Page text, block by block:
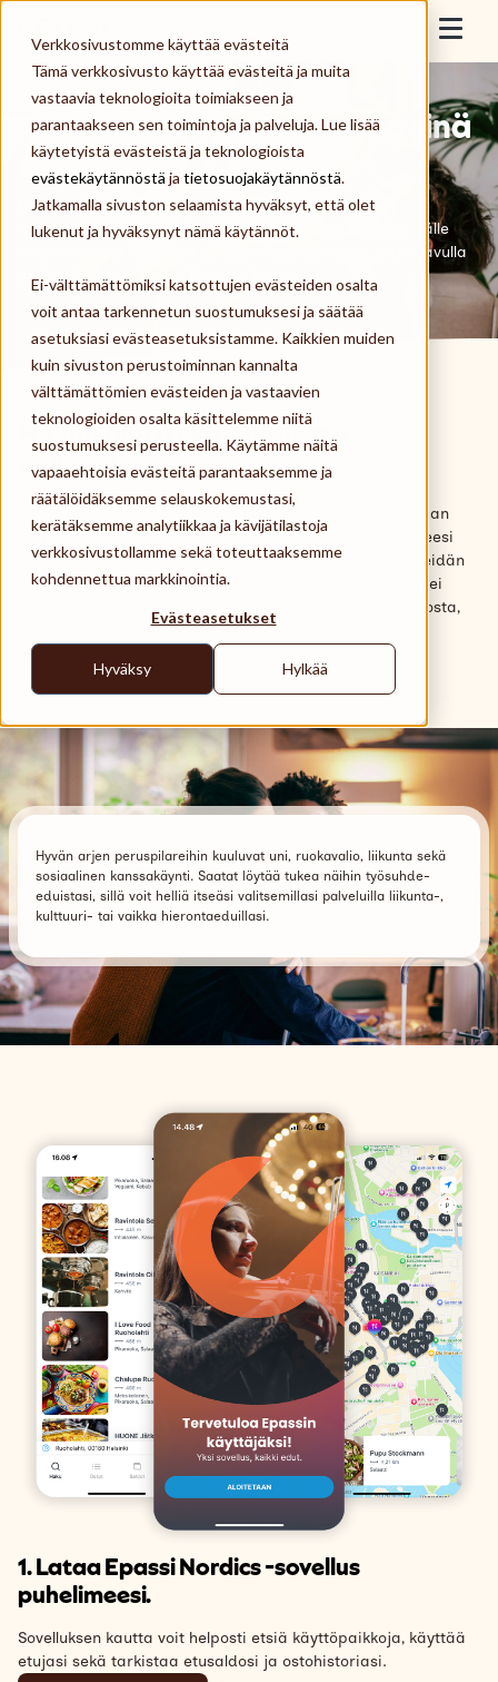
Verkkosivustomme käyttää evästeitä
Tämä verkkosivusto käyttää evästeitä ja muita
vastaavia teknologioita toimiakseen ja
parantaakseen sen toimintoja ja palveluja. Lue lisää
käytetyistä evästeistä ja teknologioista
evästekäytännöstä ja tietosuojakäytännöstä.
Jatkamalla sivuston selaamista hyväksyt, että olet
lukenut ja hyväksynyt nämä käytännöt.
Ei-välttämättömiksi katsottujen evästeiden osalta
voit antaa tarkennetun suostumuksesi ja säätää
asetuksiasi evästeasetuksistamme. Kaikkien muiden
kuin sivuston perustoiminnan kannalta
välttämättömien evästeiden ja vastaavien
teknologioiden osalta käsittelemme niitä
suostumuksesi perusteella. Käytämme näitä
vapaaehtoisia evästeitä parantaaksemme ja
räätälöidäksemme selauskokemustasi,
kerätäksemme analytiikkaa ja kävijätilastoja
verkkosivustollamme sekä toteuttaaksemme
kohdennettua markkinointia.
Evästeasetukset
Hyväksy Hylkää
Skip to content
Työnantaja
Työntekijä
Palveluntarjoaja
Meistä
Kirjaudu
Tilaa Epassi
Käyttöpaikat
Tuki
Me lataamme etusi. Lataa sinä
akkusi.
Uusilla etusaldoilla on helppo hymyillä, sillä kaikki
mahdollisuudet niiden hyödyntämiseen ovat avoinna. Tälle
sivulle olemme koonneet selkeät ohjeet ja vinkit, joiden avulla
pääset helposti alkuun Epassin kanssa.
Hyvinvointi alkaa pienistä
valinnoista.
Oman hyvinvoinnin priorisoiminen ei ole itsekäs teko, vaan
päinvastoin. Tulet huomaamaan, että panostamalla itseesi
sinun on helpompi olla läheistesi tukena ja ajanvietto heidän
kanssaan muuttuu mielekkäämmäksi. Vuoden vaihteen ei
tarvitse kuitenkaan tarkoittaa suurta elämäntapamuutosta,
vaan pienillä valinnoilla saat kestävämpiä vaikutuksia
aikaan.
Hyvän arjen peruspilareihin kuuluvat uni, ruokavalio, liikunta sekä
sosiaalinen kanssakäynti. Saatat löytää tukea näihin työsuhde-
eduistasi, sillä voit helliä itseäsi valitsemillasi palveluilla liikunta-,
kulttuuri- tai vaikka hierontaeduillasi.
1. Lataa Epassi Nordics -sovellus
puhelimeesi.
Sovelluksen kautta voit helposti etsiä käyttöpaikkoja, käyttää
etujasi sekä tarkistaa etusaldosi ja ostohistoriasi.